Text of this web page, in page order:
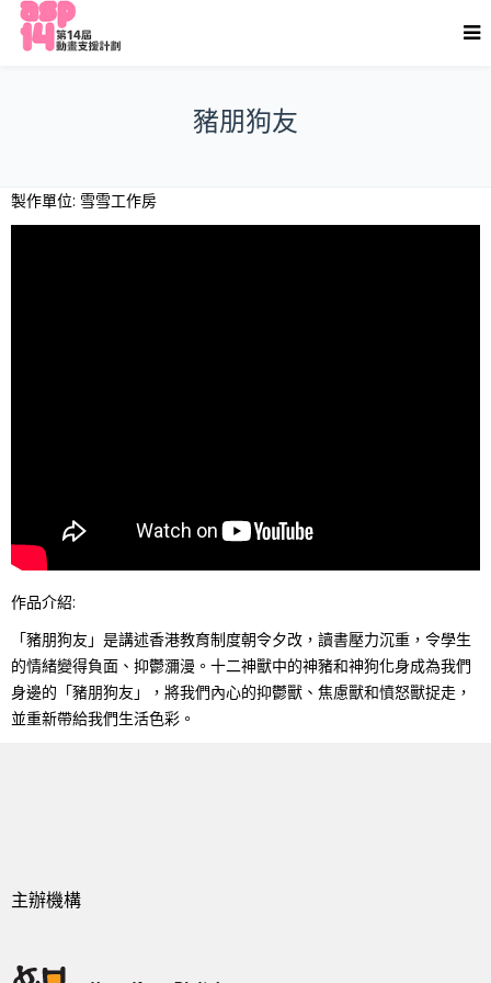
豬朋狗友
製作單位: 雪雪工作房
作品介紹:
「豬朋狗友」是講述香港教育制度朝令夕改，讀書壓力沉重，令學生
的情緒變得負面、抑鬱瀰漫。十二神獸中的神豬和神狗化身成為我們
身邊的「豬朋狗友」，將我們內心的抑鬱獸、焦慮獸和憤怒獸捉走，
並重新帶給我們生活色彩。
主辦機構